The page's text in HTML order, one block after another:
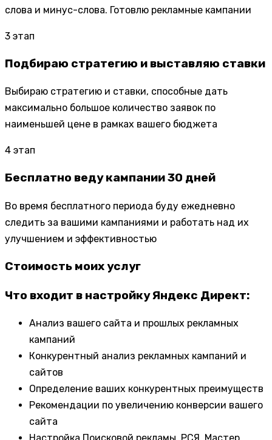
слова и минус-слова. Готовлю рекламные кампании
3 этап
Подбираю стратегию и выставляю ставки
Выбираю стратегию и ставки, способные дать
максимально большое количество заявок по
наименьшей цене в рамках вашего бюджета
4 этап
Бесплатно веду кампании 30 дней
Во время бесплатного периода буду ежедневно
следить за вашими кампаниями и работать над их
улучшением и эффективностью
Стоимость моих услуг
Что входит в настройку Яндекс Директ:
Анализ вашего сайта и прошлых рекламных
кампаний
Конкурентный анализ рекламных кампаний и
сайтов
Определение ваших конкурентных преимуществ
Рекомендации по увеличению конверсии вашего
сайта